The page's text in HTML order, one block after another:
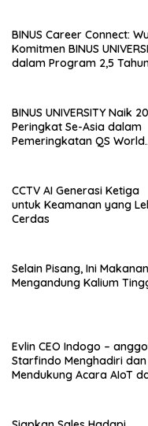
BINUS Career Connect:
Komitmen BINUS
dalam Program 2,5
BINUS UNIVERSITY Naik 20
Peringkat Se-Asia dalam
Pemeringkatan QS World
CCTV AI Generasi Ketiga
untuk Keamanan yang
Cerdas
Selain Pisang, Ini Makanan
Mengandung Kalium
Evlin CEO Indogo –
Starfindo Menghadiri dan
Mendukung Acara AIoT